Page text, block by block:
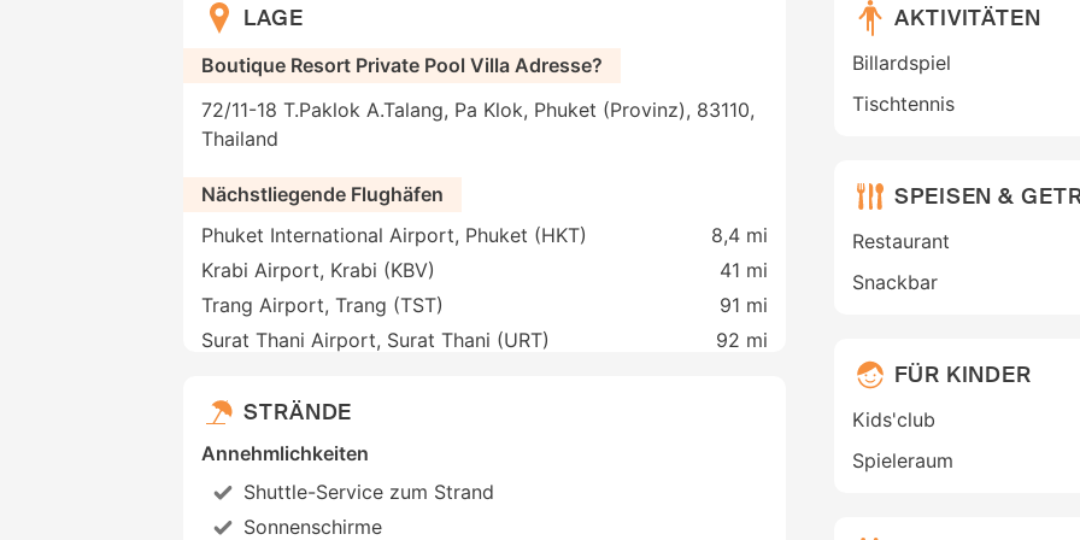
LAGE
Boutique Resort Private Pool Villa Adresse?
72/11-18 T.Paklok A.Talang, Pa Klok, Phuket (Provinz), 83110,
Thailand
Nächstliegende Flughäfen
Phuket International Airport, Phuket (HKT)
8,4 mi
Krabi Airport, Krabi (KBV)
41 mi
Trang Airport, Trang (TST)
91 mi
Surat Thani Airport, Surat Thani (URT)
92 mi
STRÄNDE
Annehmlichkeiten
Shuttle-Service zum Strand
Sonnenschirme
AKTIVITÄTEN
Billardspiel
Tischtennis
SPEISEN &
Restaurant
Snackbar
FÜR KINDER
Kids'club
Spieleraum